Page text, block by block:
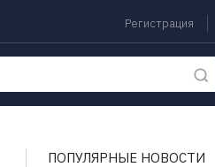
Регистрация
ПОПУЛЯРНЫЕ НОВОСТИ